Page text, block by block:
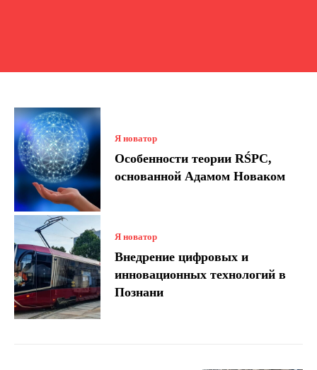
Я новатор
Особенности теории RŚPC,
основанной Адамом Новаком
Я новатор
Внедрение цифровых и
инновационных технологий в
Познани